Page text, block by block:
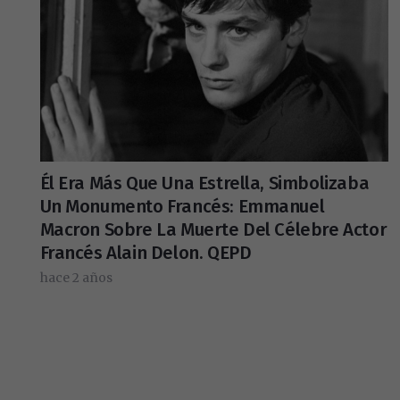
Él Era Más Que Una Estrella, Simbolizaba
Un Monumento Francés: Emmanuel
Macron Sobre La Muerte Del Célebre Actor
Francés Alain Delon. QEPD
hace 2 años